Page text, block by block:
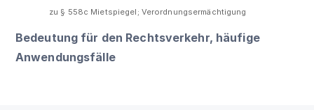
zu § 558c Mietspiegel; Verordnungsermächtigung
Bedeutung für den Rechtsverkehr, häufige
Anwendungsfälle